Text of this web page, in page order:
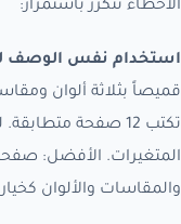
الأخطاء تتكرر باستمرار:
استخدام نفس الوصف
تكتب 12 صفحة
المتغيرات. الأفضل:
والمقاسات والألوان